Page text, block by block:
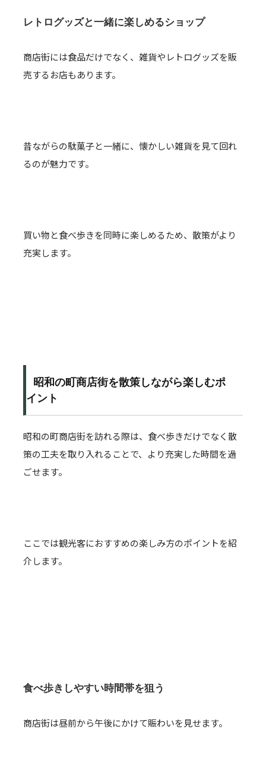
レトログッズと一緒に楽しめるショップ
商店街には食品だけでなく、雑貨やレトログッズを販
売するお店もあります。
昔ながらの駄菓子と一緒に、懐かしい雑貨を見て回れ
るのが魅力です。
買い物と食べ歩きを同時に楽しめるため、散策がより
充実します。
昭和の町商店街を散策しながら楽しむポ
イント
昭和の町商店街を訪れる際は、食べ歩きだけでなく散
策の工夫を取り入れることで、より充実した時間を過
ごせます。
ここでは観光客におすすめの楽しみ方のポイントを紹
介します。
食べ歩きしやすい時間帯を狙う
商店街は昼前から午後にかけて賑わいを見せます。